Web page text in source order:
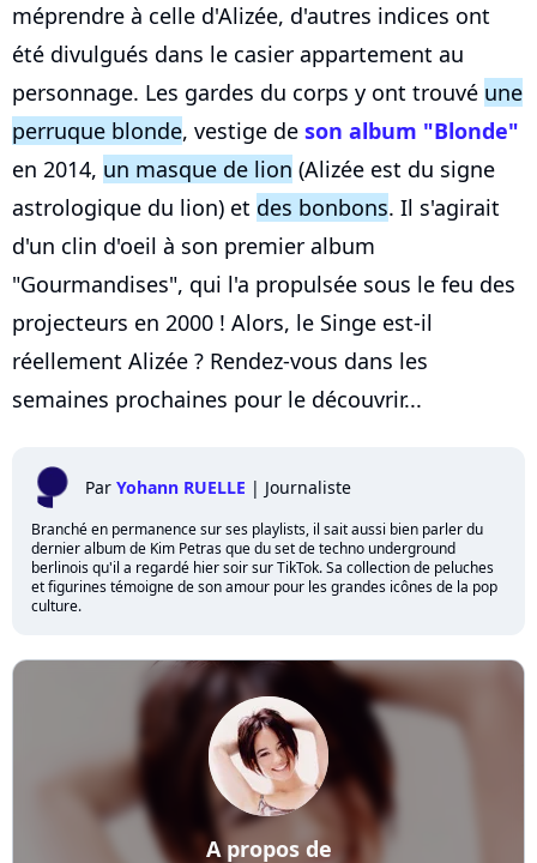
méprendre à celle d'Alizée, d'autres indices ont
été divulgués dans le casier appartement au
personnage. Les gardes du corps y ont trouvé une
perruque blonde, vestige de son album "Blonde"
en 2014, un masque de lion (Alizée est du signe
astrologique du lion) et des bonbons. Il s'agirait
d'un clin d'oeil à son premier album
"Gourmandises", qui l'a propulsée sous le feu des
projecteurs en 2000 ! Alors, le Singe est-il
réellement Alizée ? Rendez-vous dans les
semaines prochaines pour le découvrir...
Par Yohann RUELLE | Journaliste
Branché en permanence sur ses playlists, il sait aussi bien parler du
dernier album de Kim Petras que du set de techno underground
berlinois qu'il a regardé hier soir sur TikTok. Sa collection de peluches
et figurines témoigne de son amour pour les grandes icônes de la pop
culture.
A propos de